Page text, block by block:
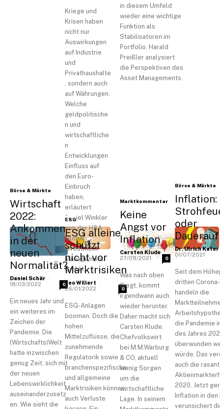
Kriege und
Krisen haben
nicht nur
Auswirkungen
auf Industrie
und
Privathaushalte
, sondern auch
auf Währungen.
Welche
geldpolitische
n und
wirtschaftliche
n
Entwicklungen
Einfluss auf
den Euro-
Einbruch
haben,
erläutert
Daniel Winkler
von der H&A
Global
Investment
Management
GmbH.
in diesem Umfeld
wieder eine wichtige
Funktion als
Stabilisatoren im
Portfolio. Harald
Preißler analysiert
die Perspektiven des
Asset Managements.
Börse & Märkte
Wirtschaft
2022:
Ankommen
in der
neuen
Normalität?
Daniel Schär -
18/03/2022 0
Ein neues Jahr und
ein weiteres im
Zeichen der
Pandemie. Die
(Wirtschafts)Welt
hatte inzwischen
genug Zeit, sich mit
der neuen
Lebenswirklichkeit
auseinanderzusetz
en. Wie sieht die
ESG
ESG alleine
schützt
nicht vor
Marktrisiken
Leo Willert -
26/01/2022 0
ESG-Anlagen
boomen. Doch die
hohen
Mittelzuflüsse, die
zunehmende
Regulatorik sowie
branchenspezifische
und allgemeine
Marktrisiken können
auch Verluste
Marktkommentar
Keine
Angst vor
Inflation
Carsten Klude -
27/09/2021 0
Was nach oben
fliegt, kommt
irgendwann auch
wieder herunter.
Daher macht sich
Carsten Klude,
Chefvolkswirt
bei M.M.Warburg
& CO, aktuell
wenig Sorgen
um die
wirtschaftliche
Lage. In seinem
Börse & Märkte
Inflation:
oder
Dr. Ulrich Kater
01/07/2021
Seit dem
dritten
handeln die
die Pandemie
des Jahres
überwunden
würde. Das
auch die
2020. Jetzt
Inflation in den
verunsichert